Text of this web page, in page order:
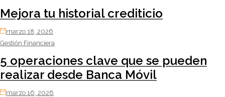
Mejora tu historial crediticio
marzo 18, 2026
Gestión Financiera
5 operaciones clave que se pueden
realizar desde Banca Móvil
marzo 16, 2026